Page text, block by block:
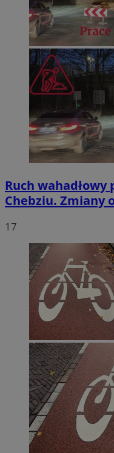
Ruch
Chebziu. Zmiany
17